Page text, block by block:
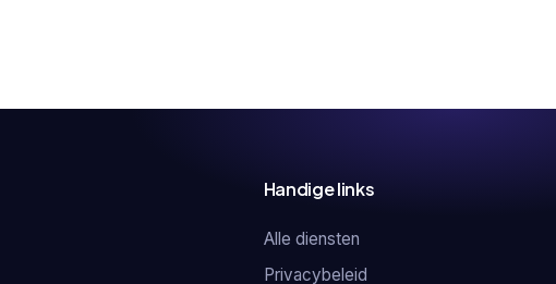
Handige links
Alle diensten
Privacybeleid